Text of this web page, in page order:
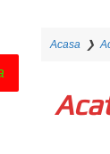
Acasa ❯